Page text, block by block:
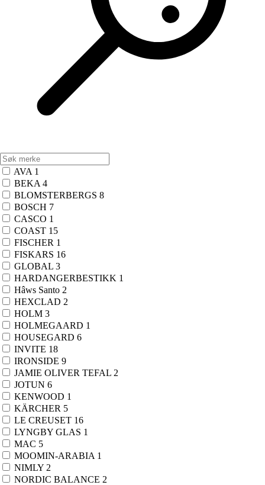
AVA 1
BEKA 4
BLOMSTERBERGS 8
BOSCH 7
CASCO 1
COAST 15
FISCHER 1
FISKARS 16
GLOBAL 3
HARDANGERBESTIKK 1
Hâws Santo 2
HEXCLAD 2
HOLM 3
HOLMEGAARD 1
HOUSEGARD 6
INVITE 18
IRONSIDE 9
JAMIE OLIVER TEFAL 2
JOTUN 6
KENWOOD 1
KÄRCHER 5
LE CREUSET 16
LYNGBY GLAS 1
MAC 5
MOOMIN-ARABIA 1
NIMLY 2
NORDIC BALANCE 2